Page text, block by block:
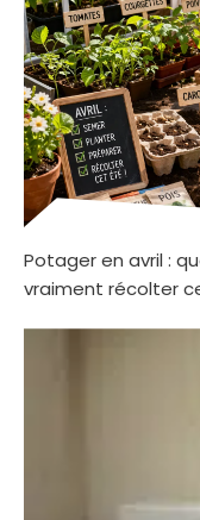
Potager en avril :
vraiment récolter